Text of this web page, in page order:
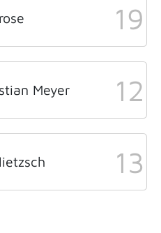
19
Meyer 12
13